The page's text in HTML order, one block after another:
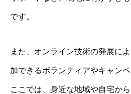
です。
また、オンライン技術の発展に
加できるボランティアやキャン
ここでは、身近な地域や自宅か